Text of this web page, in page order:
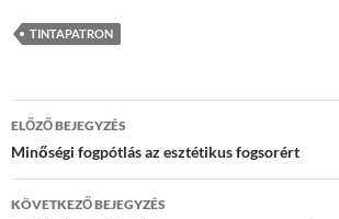
TINTAPATRON
Bejegyzés
navigáció
ELŐZŐ BEJEGYZÉS
Minőségi fogpótlás az esztétikus fogsorért
KÖVETKEZŐ BEJEGYZÉS